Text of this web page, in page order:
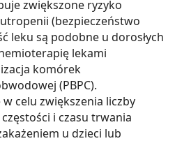
zwiększone ryzyko
(bezpieczeństwo
leku są podobne u dorosłych
lekami
komórek
(PBPC).
celu zwiększenia liczby
i czasu trwania
u dzieci lub